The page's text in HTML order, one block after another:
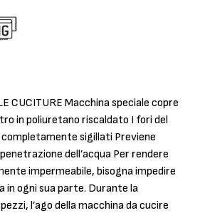
CUCITURE Macchina speciale copre
in poliuretano riscaldato I fori del
sigillati Previene
dell’acqua Per rendere
impermeabile, bisogna impedire
in ogni sua parte. Durante la
l’ago della macchina da cucire